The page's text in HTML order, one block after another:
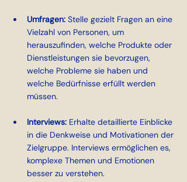
Umfragen: Stelle gezielt Fragen an eine
Vielzahl von Personen, um
herauszufinden, welche Produkte oder
Dienstleistungen sie bevorzugen,
welche Probleme sie haben und
welche Bedürfnisse erfüllt werden
müssen.
Interviews: Erhalte detaillierte Einblicke
in die Denkweise und Motivationen der
Zielgruppe. Interviews ermöglichen es,
komplexe Themen und Emotionen
besser zu verstehen.